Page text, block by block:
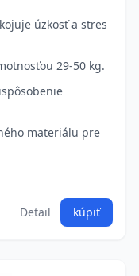
úzkosť a stres
29-50 kg.
materiálu pre
Detail kúpiť